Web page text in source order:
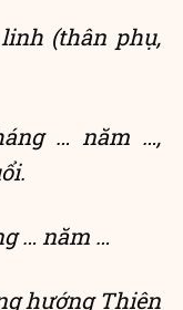
(thân phụ,
… năm …,
… năm …
hướng Thiên